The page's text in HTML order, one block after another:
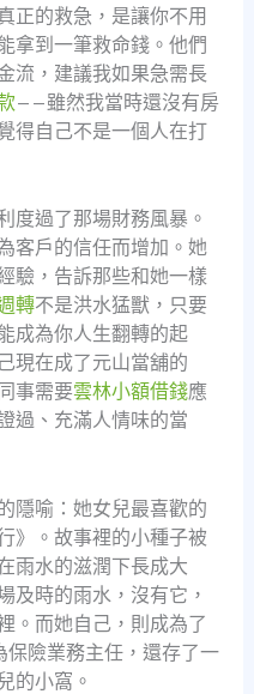
正的救急，是讓你不用
拿到一筆救命錢。他們
流，建議我如果急需長
——雖然我當時還沒有房
得自己不是一個人在打
度過了那場財務風暴。
客戶的信任而增加。她
驗，告訴那些和她一樣
轉不是洪水猛獸，只要
成為你人生翻轉的起
現在成了元山當舖的
事需要雲林小額借錢應
過、充滿人情味的當
隱喻：她女兒最喜歡的
》。故事裡的小種子被
雨水的滋潤下長成大
及時的雨水，沒有它，
。而她自己，則成為了
險業務主任，還存了一
的小窩。